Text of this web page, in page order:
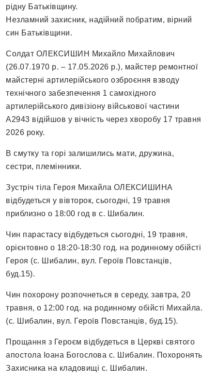
рідну Батьківщину.
Незламний захисник, надійний побратим, вірний
син Батьківщини.
Солдат ОЛЕКСИШИН Михайло Михайлович
(26.07.1970 р. – 17.05.2026 р.), майстер ремонтної
майстерні артилерійського озброєння взводу
технічного забезпечення 1 самохідного
артилерійського дивізіону військової частини
А2943 відійшов у вічність через хворобу 17 травня
2026 року.
В смутку та горі залишились мати, дружина,
сестри, племінники.
Зустріч тіла Героя Михайла ОЛЕКСИШИНА
відбудеться у вівторок, сьогодні, 19 травня
приблизно о 18:00 год в с. Шибалин.
Чин парастасу відбудеться сьогодні, 19 травня,
орієнтовно о 18:20-18:30 год. на родинному обійсті
Героя (с. Шибалин, вул. Героїв Повстанців,
буд.15).
Чин похорону розпочнеться в середу, завтра, 20
травня, о 12:00 год. на родинному обійсті Михайла.
(с. Шибалин, вул. Героїв Повстанців, буд.15).
Прощання з Героєм відбудеться в Церкві святого
апостола Іоана Богослова с. Шибалин. Похоронять
Захисника на кладовищі с. Шибалин.